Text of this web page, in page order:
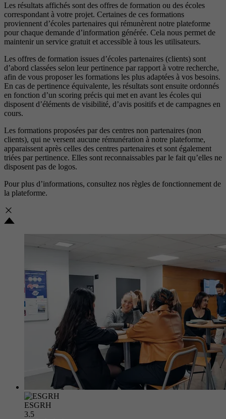
Les résultats affichés sont des offres de formation ou des écoles
correspondant à votre projet. Certaines de ces formations
proviennent d’écoles partenaires qui rémunèrent notre plateforme
pour chaque demande d’information générée. Cela nous permet de
maintenir un service gratuit et accessible à tous les utilisateurs.
Les offres de formation issues d’écoles partenaires (clients) sont
d’abord classées selon leur pertinence par rapport à votre recherche,
afin de vous proposer les formations les plus adaptées à vos besoins.
En cas de pertinence équivalente, les résultats sont ensuite ordonnés
en fonction d’un scoring précis qui met en avant les écoles qui
disposent d’éléments de visibilité, d’avis positifs et de campagnes en
cours.
Les formations proposées par des centres non partenaires (non
clients), qui ne versent aucune rémunération à notre plateforme,
apparaissent après celles des centres partenaires et sont également
triées par pertinence. Elles sont reconnaissables par le fait qu’elles ne
disposent pas de logos.
Pour plus d’informations, consultez nos règles de fonctionnement de
la plateforme.
ESGRH
3.5